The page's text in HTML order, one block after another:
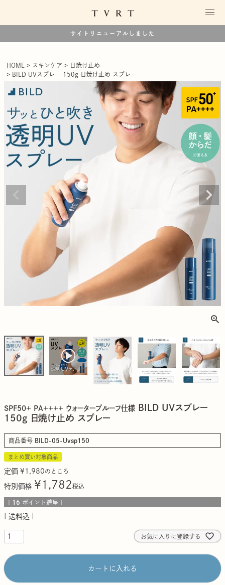
サイトリニューアルしました
HOME スキンケア
日焼け止め
BILD UVスプレー 150g 日焼け止め スプレー
SPF50+ PA++++ ウォータープルーフ仕様 BILD UVスプレー
150g 日焼け止め スプレー
商品番号 BILD-05-Uvsp150
まとめ買い対象商品
定価 ¥ 1,980のところ
特別価格 ¥1,782税込
[ 16 ポイント進呈 ]
送料込
お気に入りに登録する
カートに入れる